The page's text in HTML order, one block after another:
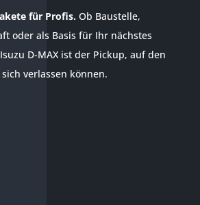
für Profis. Ob Baustelle,
oder als Basis für Ihr nächstes
D-MAX ist der Pickup, auf den
sich verlassen können.